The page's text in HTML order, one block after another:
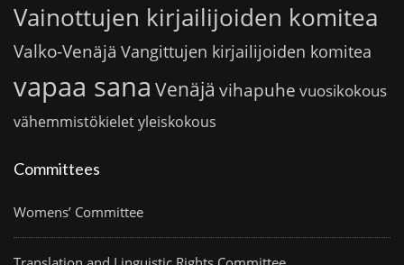
Vainottujen kirjailijoiden komitea
Valko-Venäjä Vangittujen kirjailijoiden komitea
vapaa sana Venäjä vihapuhe vuosikokous
vähemmistökieletyleiskokous
Committees
Womens’ Committee